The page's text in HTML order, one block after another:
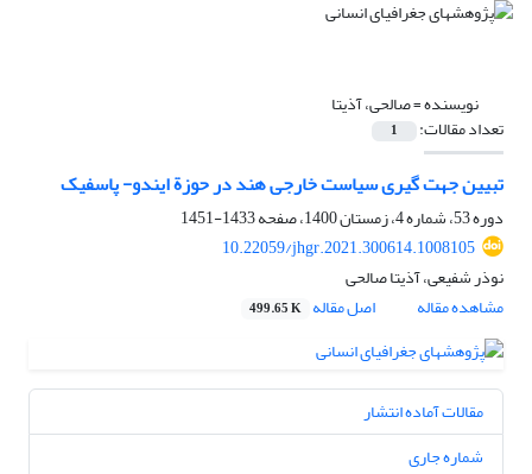
نویسنده =صالحی، آذیتا
تعداد مقالات: 1
تبیین جهت ‏گیری سیاست خارجی هند در حوزة ایندو- پاسفیک
دوره 53، شماره 4، زمستان 1400، صفحه
1433-1451
10.22059/jhgr.2021.300614.1008105
نوذر شفیعی، آذیتا صالحی
مشاهده مقاله
اصل مقاله 499.65 K
مقالات آماده انتشار
شماره جاری